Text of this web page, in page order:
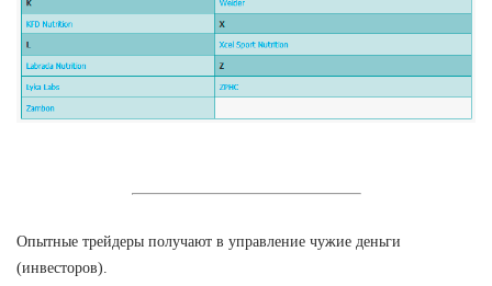
Опытные трейдеры получают в управление чужие деньги
(инвесторов).